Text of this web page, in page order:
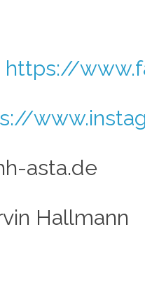
https://
asta.de
Hallmann